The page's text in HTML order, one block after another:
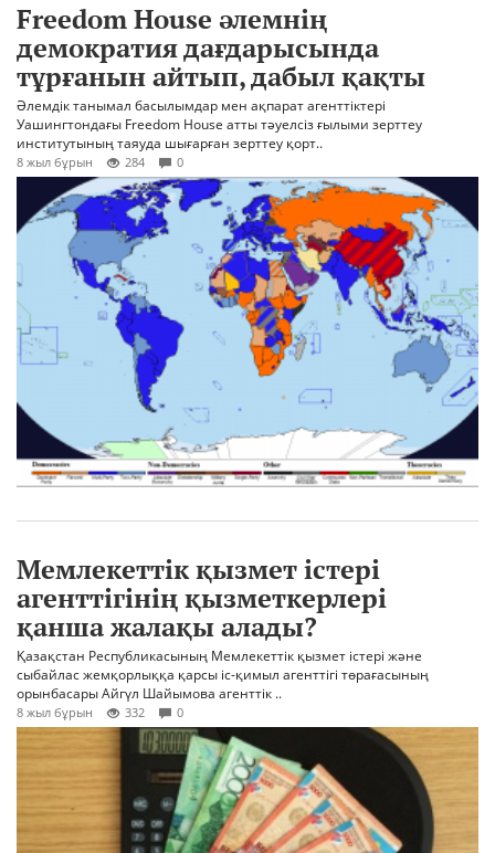
Freedom House әлемнің
демократия дағдарысында
тұрғанын айтып, дабыл қақты
Әлемдік танымал басылымдар мен ақпарат агенттіктері
Уашингтондағы Freedom House атты тәуелсіз ғылыми зерттеу
институтының таяуда шығарған зерттеу қорт..
8 жыл бұрын 284 0
Мемлекеттік қызмет істері
агенттігінің қызметкерлері
қанша жалақы алады?
Қазақстан Республикасының Мемлекеттік қызмет істері және
сыбайлас жемқорлыққа қарсы іс-қимыл агенттігі төрағасының
орынбасары Айгүл Шайымова агенттік ..
8 жыл бұрын 332 0